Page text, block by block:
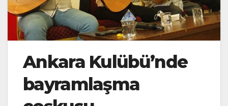
Ankara Kulübü’nde
bayramlaşma